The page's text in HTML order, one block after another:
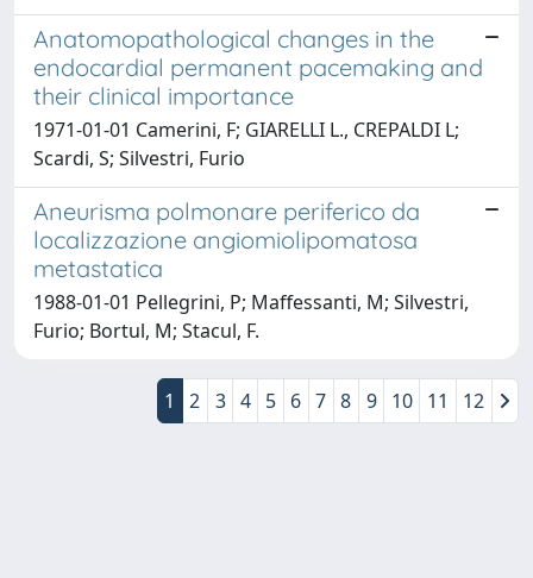
Anatomopathological changes in the
endocardial permanent pacemaking and
their clinical importance
1971-01-01 Camerini, F; GIARELLI L., CREPALDI L;
Scardi, S; Silvestri, Furio
Aneurisma polmonare periferico da
localizzazione angiomiolipomatosa
metastatica
1988-01-01 Pellegrini, P; Maffessanti, M; Silvestri,
Furio; Bortul, M; Stacul, F.
1 2 3 4 5 6 7 8 9 10 11 12